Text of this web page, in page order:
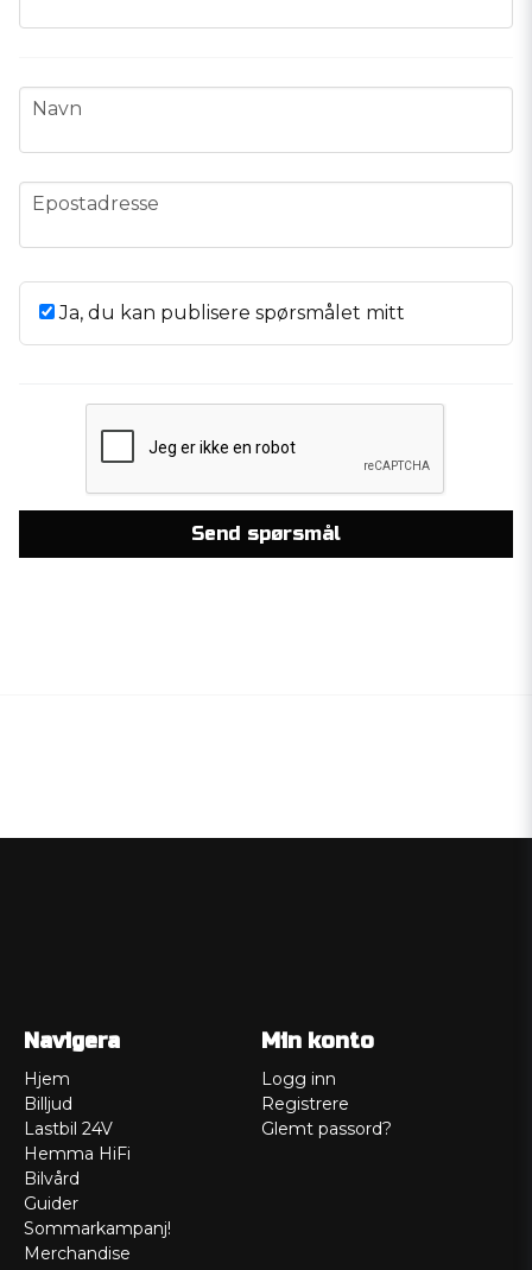
name
Navn
email
Epostadresse
Ja, du kan publisere spørsmålet mitt
Send spørsmål
Navigera
Hjem
Billjud
Lastbil 24V
Hemma HiFi
Bilvård
Guider
Sommarkampanj!
Merchandise
Min konto
Logg inn
Registrere
Glemt passord?